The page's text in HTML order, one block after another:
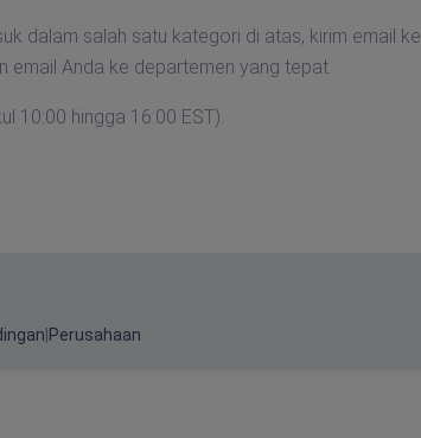
dalam salah satu kategori di atas, kirim email ke
email Anda ke departemen yang tepat.
10:00 hingga 16:00 EST).
Perusahaan